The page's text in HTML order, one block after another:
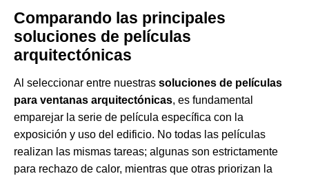
Comparando las principales
soluciones de películas
arquitectónicas
Al seleccionar entre nuestras soluciones de películas
para ventanas arquitectónicas, es fundamental
emparejar la serie de película específica con la
exposición y uso del edificio. No todas las películas
realizan las mismas tareas; algunas son estrictamente
para rechazo de calor, mientras que otras priorizan la